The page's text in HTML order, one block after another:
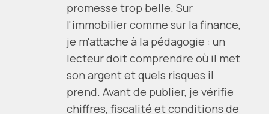
promesse trop belle. Sur
l'immobilier comme sur la finance,
je m'attache à la pédagogie : un
lecteur doit comprendre où il met
son argent et quels risques il
prend. Avant de publier, je vérifie
chiffres, fiscalité et conditions de